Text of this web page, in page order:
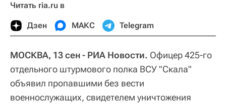
Читать ria.ru в
Дзен МАКС Telegram
МОСКВА, 13 сен - РИА Новости. Офицер 425-го
отдельного штурмового полка ВСУ "Скала"
объявил пропавшими без вести
военнослужащих, свидетелем уничтожения